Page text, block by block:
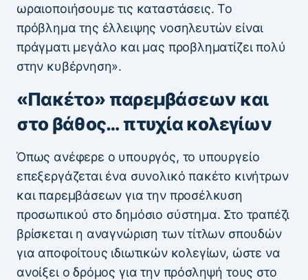
ωραιοποιήσουμε τις καταστάσεις. Το
πρόβλημα της έλλειψης νοσηλευτών είναι
πράγματι μεγάλο και μας προβληματίζει πολύ
στην κυβέρνηση».
«Πακέτο» παρεμβάσεων και
στο βάθος… πτυχία κολεγίων
Όπως ανέφερε ο υπουργός, το υπουργείο
επεξεργάζεται ένα συνολικό πακέτο κινήτρων
και παρεμβάσεων για την προσέλκυση
προσωπικού στο δημόσιο σύστημα. Στο τραπέζι
βρίσκεται η αναγνώριση των τίτλων σπουδών
για αποφοίτους ιδιωτικών κολεγίων, ώστε να
ανοίξει ο δρόμος για την πρόσληψή τους στο